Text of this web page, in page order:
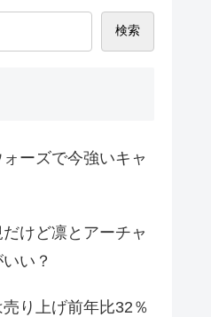
検索
ォーズで今強いキャ
だけど凛とアーチャ
い？
売り上げ前年比32％